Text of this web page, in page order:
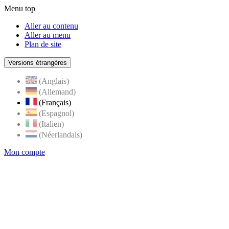
Menu top
Aller au contenu
Aller au menu
Plan de site
Versions étrangères
(Anglais)
(Allemand)
(Français)
(Espagnol)
(Italien)
(Néerlandais)
Mon compte